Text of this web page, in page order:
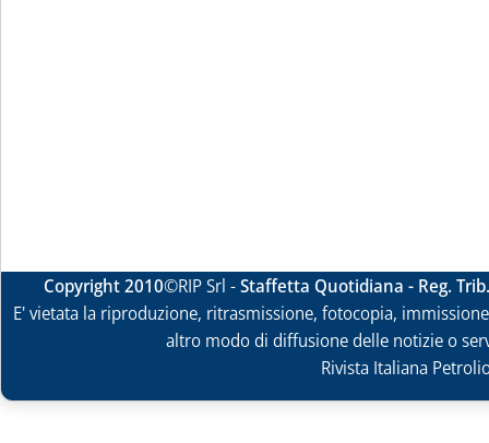
Copyright 2010©RIP Srl -Staffetta Quotidiana - Reg.
E' vietata la riproduzione, ritrasmissione, fotocopia,
altro modo di diffusione delle notizie o
Rivista Italiana